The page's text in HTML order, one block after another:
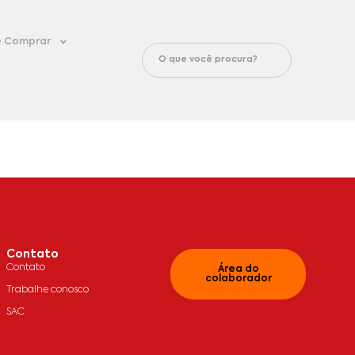
Comprar
Contato
Contato
Trabalhe conosco
SAC
Área do
colaborador